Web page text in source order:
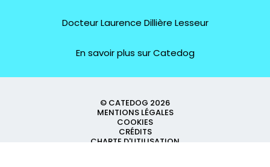
Docteur Laurence Dillière Lesseur
En savoir plus sur Catedog
© CATEDOG 2026
MENTIONS LÉGALES
COOKIES
CRÉDITS
CHARTE D'UTILISATION